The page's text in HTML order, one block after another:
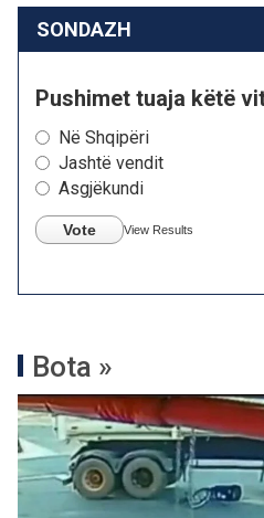
SONDAZH
Pushimet tuaja këtë
Në Shqipëri
Jashtë vendit
Asgjëkundi
Vote View Results
Bota »